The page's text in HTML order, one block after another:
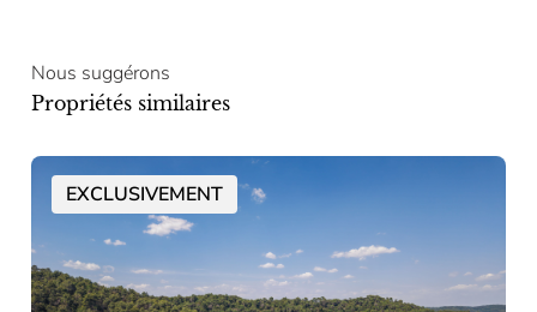
Nous suggérons
Propriétés similaires
EXCLUSIVEMENT